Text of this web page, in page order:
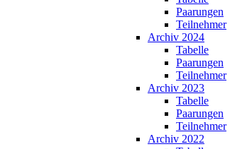
Paarungen
Teilnehmer
Archiv 2024
Tabelle
Paarungen
Teilnehmer
Archiv 2023
Tabelle
Paarungen
Teilnehmer
Archiv 2022